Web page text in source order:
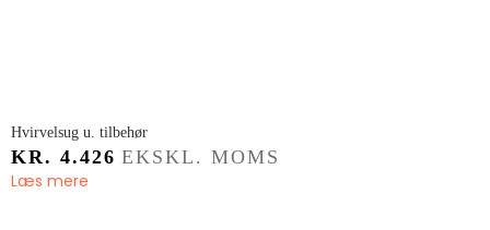
​Hvirvelsug u. tilbehør
KR. 4.426 EKSKL. MOMS
Læs mere